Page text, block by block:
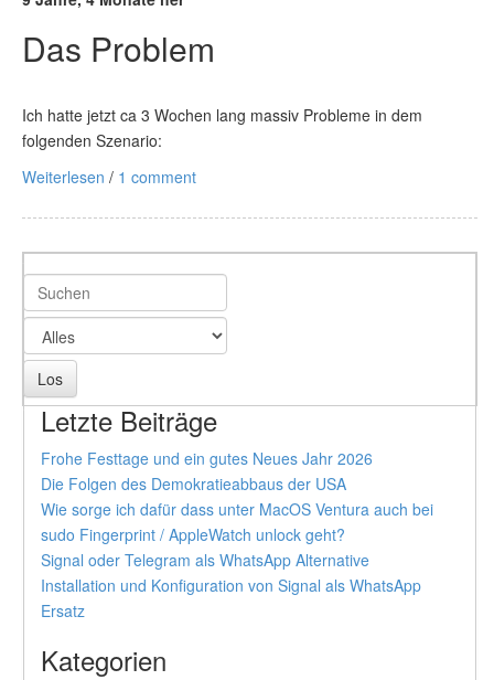
Das Problem
Ich hatte jetzt ca 3 Wochen lang massiv Probleme in dem
folgenden Szenario:
Weiterlesen / 1 comment
Letzte Beiträge
Frohe Festtage und ein gutes Neues Jahr 2026
Die Folgen des Demokratieabbaus der USA
Wie sorge ich dafür dass unter MacOS Ventura auch bei
sudo Fingerprint / AppleWatch unlock geht?
Signal oder Telegram als WhatsApp Alternative
Installation und Konfiguration von Signal als WhatsApp
Ersatz
Kategorien